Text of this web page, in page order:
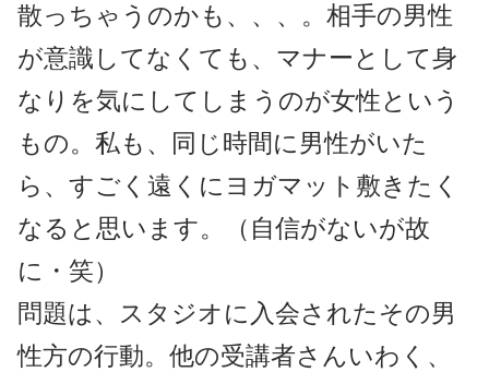
散っちゃうのかも、、、。相手の男性
が意識してなくても、マナーとして身
なりを気にしてしまうのが女性という
もの。私も、同じ時間に男性がいた
ら、すごく遠くにヨガマット敷きたく
なると思います。（自信がないが故
に・笑）
問題は、スタジオに入会されたその男
性方の行動。他の受講者さんいわく、